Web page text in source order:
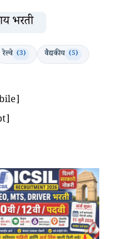
भरती
रेल्वे (3) वैद्यकीय (5)